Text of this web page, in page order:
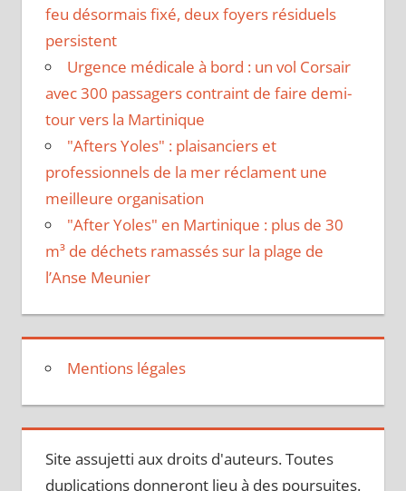
feu désormais fixé, deux foyers résiduels
persistent
Urgence médicale à bord : un vol Corsair
avec 300 passagers contraint de faire demi-
tour vers la Martinique
"Afters Yoles" : plaisanciers et
professionnels de la mer réclament une
meilleure organisation
"After Yoles" en Martinique : plus de 30
m³ de déchets ramassés sur la plage de
l’Anse Meunier
Mentions légales
Site assujetti aux droits d'auteurs. Toutes
duplications donneront lieu à des poursuites.